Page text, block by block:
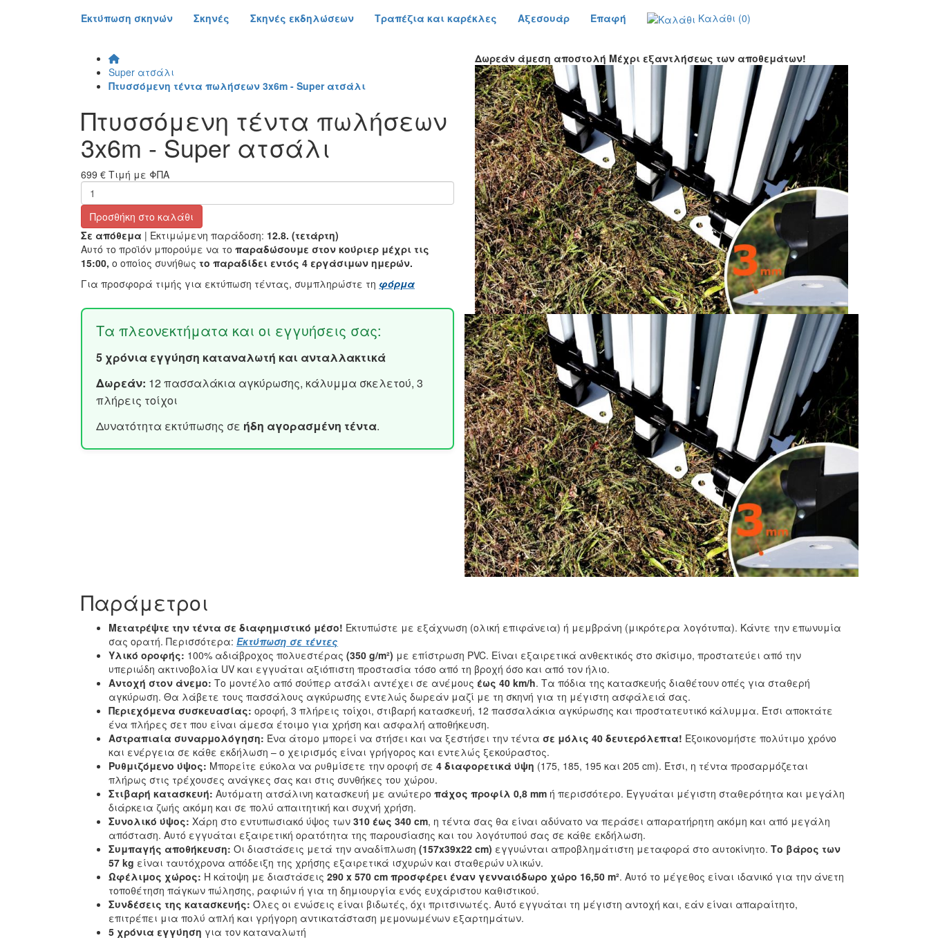
Εκτύπωση σκηνών Σκηνές Σκηνές εκδηλώσεων Τραπέζια και καρέκλες Αξεσουάρ Επαφή Καλάθι (0)
Super ατσάλι
Πτυσσόμενη τέντα πωλήσεων 3x6m - Super ατσάλι
Πτυσσόμενη τέντα πωλήσεων
3x6m - Super ατσάλι
699 € Τιμή με ΦΠΑ
Προσθήκη στο καλάθι
Σε απόθεμα | Εκτιμώμενη παράδοση: 12.8. (τετάρτη)
Αυτό το προϊόν μπορούμε να το παραδώσουμε στον κούριερ μέχρι τις
15:00, ο οποίος συνήθως το παραδίδει εντός 4 εργάσιμων ημερών.
Για προσφορά τιμής για εκτύπωση τέντας, συμπληρώστε τη φόρμα
Τα πλεονεκτήματα και οι εγγυήσεις σας:
5 χρόνια εγγύηση καταναλωτή και ανταλλακτικά
Δωρεάν: 12 πασσαλάκια αγκύρωσης, κάλυμμα σκελετού, 3
πλήρεις τοίχοι
Δυνατότητα εκτύπωσης σε ήδη αγορασμένη τέντα.
Δωρεάν άμεση αποστολή Μέχρι εξαντλήσεως των αποθεμάτων!
Παράμετροι
Μετατρέψτε την τέντα σε διαφημιστικό μέσο! Εκτυπώστε με εξάχνωση (ολική επιφάνεια) ή μεμβράνη (μικρότερα λογότυπα). Κάντε την επωνυμία
σας ορατή. Περισσότερα: Εκτύπωση σε τέντες
Υλικό οροφής: 100% αδιάβροχος πολυεστέρας (350 g/m²) με επίστρωση PVC. Είναι εξαιρετικά ανθεκτικός στο σκίσιμο, προστατεύει από την
υπεριώδη ακτινοβολία UV και εγγυάται αξιόπιστη προστασία τόσο από τη βροχή όσο και από τον ήλιο.
Αντοχή στον άνεμο: Το μοντέλο από σούπερ ατσάλι αντέχει σε ανέμους έως 40 km/h. Τα πόδια της κατασκευής διαθέτουν οπές για σταθερή
αγκύρωση. Θα λάβετε τους πασσάλους αγκύρωσης εντελώς δωρεάν μαζί με τη σκηνή για τη μέγιστη ασφάλειά σας.
Περιεχόμενα συσκευασίας: οροφή, 3 πλήρεις τοίχοι, στιβαρή κατασκευή, 12 πασσαλάκια αγκύρωσης και προστατευτικό κάλυμμα. Έτσι αποκτάτε
ένα πλήρες σετ που είναι άμεσα έτοιμο για χρήση και ασφαλή αποθήκευση.
Αστραπιαία συναρμολόγηση: Ένα άτομο μπορεί να στήσει και να ξεστήσει την τέντα σε μόλις 40 δευτερόλεπτα! Εξοικονομήστε πολύτιμο χρόνο
και ενέργεια σε κάθε εκδήλωση – ο χειρισμός είναι γρήγορος και εντελώς ξεκούραστος.
Ρυθμιζόμενο ύψος: Μπορείτε εύκολα να ρυθμίσετε την οροφή σε 4 διαφορετικά ύψη (175, 185, 195 και 205 cm). Έτσι, η τέντα προσαρμόζεται
πλήρως στις τρέχουσες ανάγκες σας και στις συνθήκες του χώρου.
Στιβαρή κατασκευή: Αυτόματη ατσάλινη κατασκευή με ανώτερο πάχος προφίλ 0,8 mm ή περισσότερο. Εγγυάται μέγιστη σταθερότητα και μεγάλη
διάρκεια ζωής ακόμη και σε πολύ απαιτητική και συχνή χρήση.
Συνολικό ύψος: Χάρη στο εντυπωσιακό ύψος των 310 έως 340 cm, η τέντα σας θα είναι αδύνατο να περάσει απαρατήρητη ακόμη και από μεγάλη
απόσταση. Αυτό εγγυάται εξαιρετική ορατότητα της παρουσίασης και του λογότυπού σας σε κάθε εκδήλωση.
Συμπαγής αποθήκευση: Οι διαστάσεις μετά την αναδίπλωση (157x39x22 cm) εγγυώνται απροβλημάτιστη μεταφορά στο αυτοκίνητο. Το βάρος των
57 kg είναι ταυτόχρονα απόδειξη της χρήσης εξαιρετικά ισχυρών και σταθερών υλικών.
Ωφέλιμος χώρος: Η κάτοψη με διαστάσεις 290 x 570 cm προσφέρει έναν γενναιόδωρο χώρο 16,50 m². Αυτό το μέγεθος είναι ιδανικό για την άνετη
τοποθέτηση πάγκων πώλησης, ραφιών ή για τη δημιουργία ενός ευχάριστου καθιστικού.
Συνδέσεις της κατασκευής: Όλες οι ενώσεις είναι βιδωτές, όχι πριτσινωτές. Αυτό εγγυάται τη μέγιστη αντοχή και, εάν είναι απαραίτητο,
επιτρέπει μια πολύ απλή και γρήγορη αντικατάσταση μεμονωμένων εξαρτημάτων.
5 χρόνια εγγύηση για τον καταναλωτή